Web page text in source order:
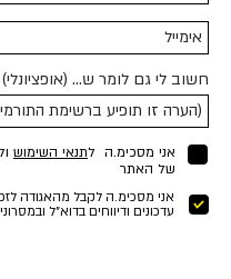
חשוב לי גם לומר ש... (אופציונלי)
אני מסכימ.ה לתנאי השימוש
של האתר
אני מסכימ.ה לקבל מהאגודה
עדכונים ודיווחים בדוא"ל